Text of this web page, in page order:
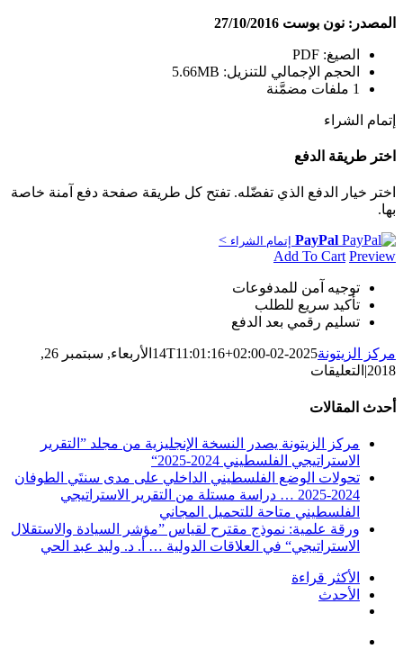
المصدر: نون بوست 27/10/2016
الصيغ: PDF
الحجم الإجمالي للتنزيل: 5.66MB
1 ملفات مضمَّنة
إتمام الشراء
اختر طريقة الدفع
اختر خيار الدفع الذي تفضّله. تفتح كل طريقة صفحة دفع آمنة خاصة
بها.
PayPal إتمام الشراء >
Add To Cart Preview
توجيه آمن للمدفوعات
تأكيد سريع للطلب
تسليم رقمي بعد الدفع
مركز الزيتونة2025-02-14T11:01:16+02:00
الأربعاء, سبتمبر 26,
2018
| التعليقات
الأمن
والثورات
العربية
(النسخة
الإلكترونية)
مغلقة
أحدث المقالات
مركز الزيتونة يصدر النسخة الإنجليزية من مجلد ”التقرير
الاستراتيجي الفلسطيني 2024-2025“
تحولات الوضع الفلسطيني الداخلي على مدى سنتَي الطوفان
2024-2025 … دراسة مستلة من التقرير الاستراتيجي
الفلسطيني متاحة للتحميل المجاني
ورقة علمية: نموذج مقترح لقياس ”مؤشر السيادة والاستقلال
الاستراتيجي“ في العلاقات الدولية … أ. د. وليد عبد الحي
الأكثر قراءة
الأحدث